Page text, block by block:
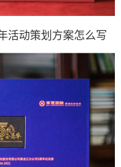
活动策划方案怎么写